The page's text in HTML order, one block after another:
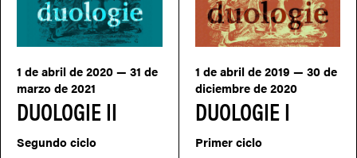
DUOLOGIE II
1 de abril de 2020 — 31 de
marzo de 2021
Segundo ciclo
DUOLOGIE I
1 de abril de 2019 — 30 de
diciembre de 2020
Primer ciclo